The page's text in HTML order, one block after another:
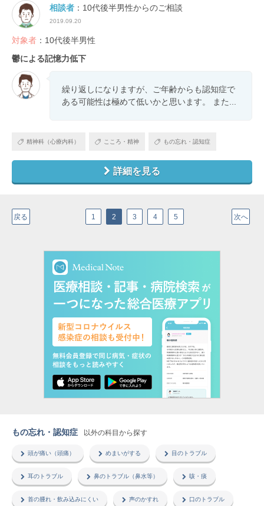
相談者 ：10代後半男性からのご相談
2019.09.20
対象者 ：10代後半男性
鬱による記憶力低下
繰り返しになりますが、ご年齢からも認知症で
ある可能性は極めて低いかと思います。 また...
精神科（心療内科） こころ・精神 もの忘れ・認知症
詳細を見る
戻る 次へ
1 2 3 4 5
もの忘れ・認知症 以外の科目から探す
頭が痛い（頭痛） めまいがする 目のトラブル
耳のトラブル 鼻のトラブル（鼻水等） 咳・痰
首の腫れ・飲み込みにくい 声のかすれ 口のトラブル